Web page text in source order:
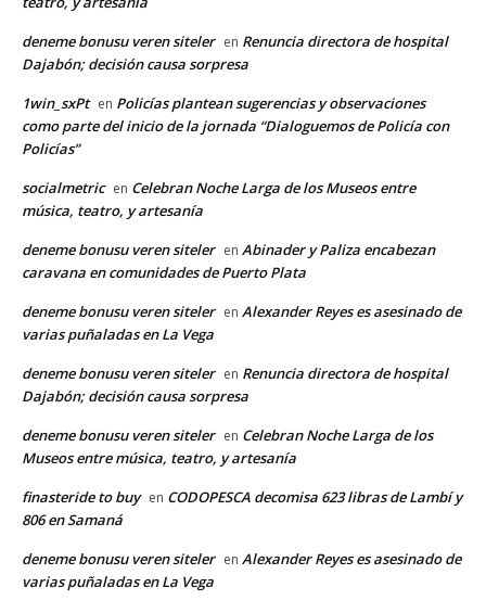
deneme bonusu veren siteler en Renuncia directora de hospital
Dajabón; decisión causa sorpresa
1win_sxPt en Policías plantean sugerencias y observaciones
como parte del inicio de la jornada “Dialoguemos de Policía con
Policías”
socialmetric en Celebran Noche Larga de los Museos entre
música, teatro, y artesanía
deneme bonusu veren siteler en Abinader y Paliza encabezan
caravana en comunidades de Puerto Plata
deneme bonusu veren siteler en Alexander Reyes es asesinado de
varias puñaladas en La Vega
deneme bonusu veren siteler en Renuncia directora de hospital
Dajabón; decisión causa sorpresa
deneme bonusu veren siteler en Celebran Noche Larga de los
Museos entre música, teatro, y artesanía
finasteride to buy en CODOPESCA decomisa 623 libras de Lambí y
806 en Samaná
deneme bonusu veren siteler en Alexander Reyes es asesinado de
varias puñaladas en La Vega